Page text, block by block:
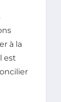
à la
est